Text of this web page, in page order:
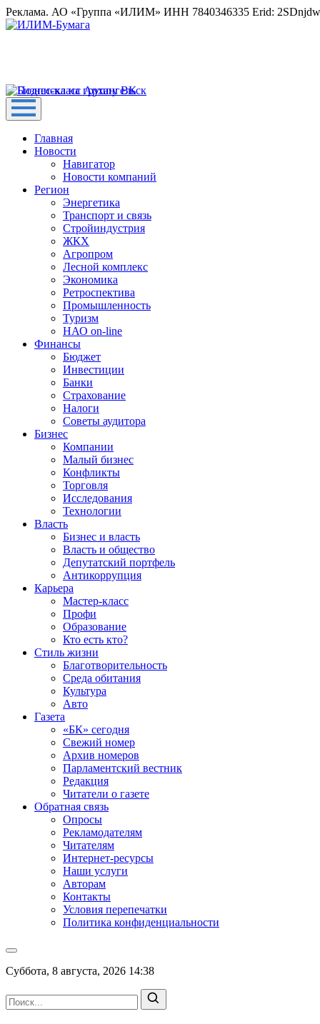
Реклама. АО «Группа «ИЛИМ» ИНН 7840346335 Erid:
Главная
Новости
Навигатор
Новости компаний
Регион
Энергетика
Транспорт и связь
Стройиндустрия
ЖКХ
Агропром
Лесной комплекс
Экономика
Ретроспектива
Промышленность
Туризм
НАО on-line
Финансы
Бюджет
Инвестиции
Банки
Страхование
Налоги
Советы аудитора
Бизнес
Компании
Малый бизнес
Конфликты
Торговля
Исследования
Технологии
Власть
Бизнес и власть
Власть и общество
Депутатский портфель
Антикоррупция
Карьера
Мастер-класс
Профи
Образование
Кто есть кто?
Стиль жизни
Благотворительность
Среда обитания
Культура
Авто
Газета
«БК» сегодня
Свежий номер
Архив номеров
Парламентский вестник
Редакция
Читатели о газете
Обратная связь
Опросы
Рекламодателям
Читателям
Интернет-ресурсы
Наши услуги
Авторам
Контакты
Условия перепечатки
Политика конфиденциальности
Суббота, 8 августа, 2026 14:38